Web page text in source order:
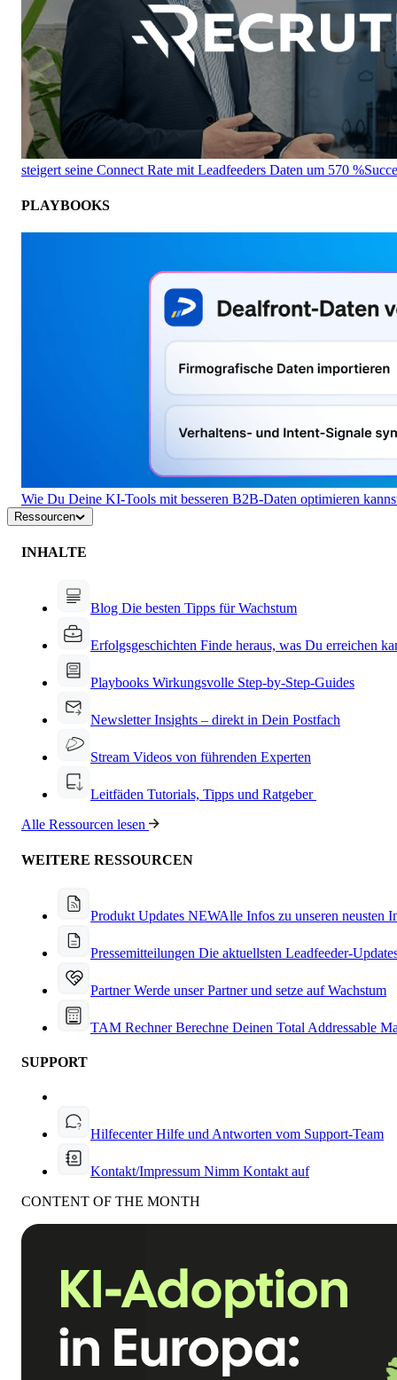
steigert seine Connect Rate mit Leadfeeders Daten um 570 %
PLAYBOOKS
Wie Du Deine KI-Tools mit besseren B2B-Daten optimieren
Ressourcen
INHALTE
Blog Die besten Tipps für Wachstum
Erfolgsgeschichten Finde heraus, was Du erreichen
Playbooks Wirkungsvolle Step-by-Step-Guides
NewsletterInsights – direkt in Dein Postfach
Stream Videos von führenden Experten
Leitfäden Tutorials, Tipps und Ratgeber
Alle Ressourcen lesen
WEITERE RESSOURCEN
Produkt Updates NEWAlle Infos zu unseren neusten
Pressemitteilungen Die aktuellsten Leadfeeder-
PartnerWerde unser Partner und setze auf Wachstum
TAM RechnerBerechne Deinen Total Addressable
SUPPORT
HilfecenterHilfe und Antworten vom Support-Team
Kontakt/Impressum Nimm Kontakt auf
CONTENT OF THE MONTH